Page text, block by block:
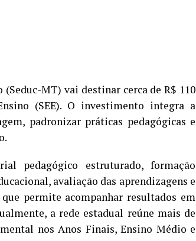
MT) vai destinar cerca de R$ 110
(SEE). O investimento integra a
padronizar práticas pedagógicas e
pedagógico estruturado, formação
avaliação das aprendizagens e
permite acompanhar resultados em
a rede estadual reúne mais de
nos Anos Finais, Ensino Médio e